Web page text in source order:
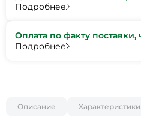
Подробнее
Оплата по факту
Подробнее
Описание Характеристики